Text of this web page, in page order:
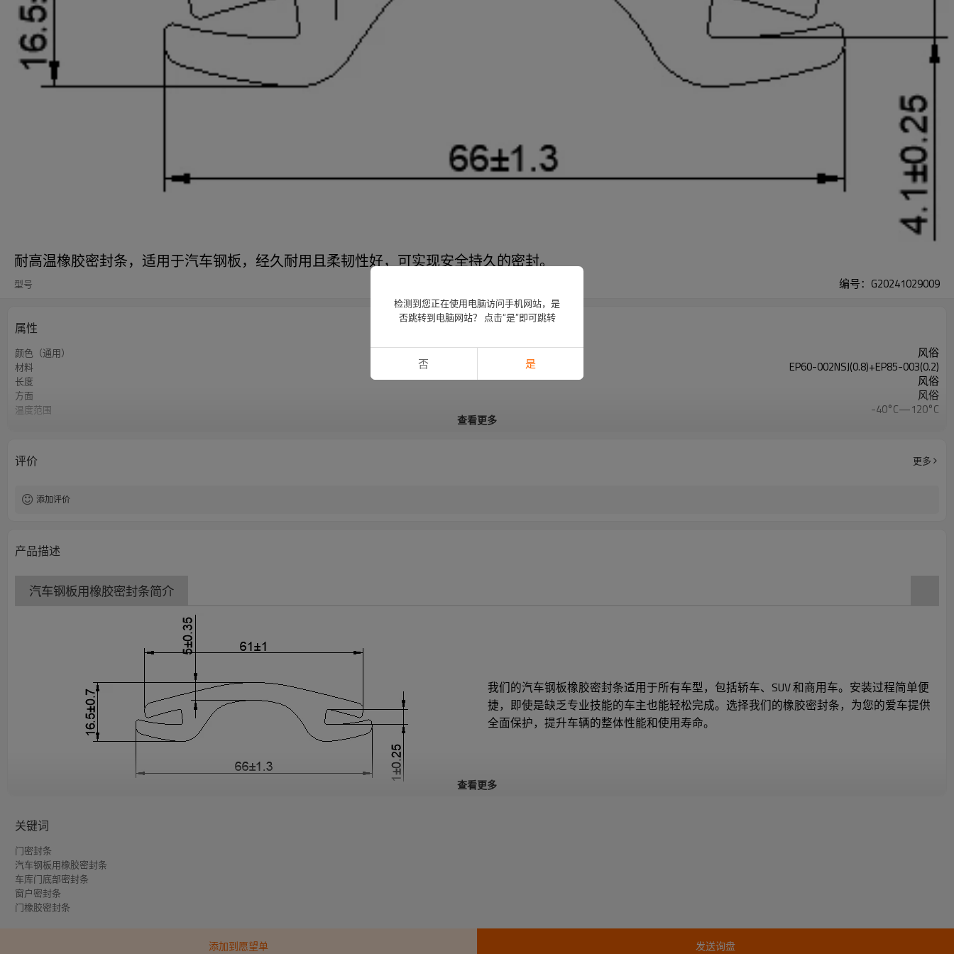
耐高温橡胶密封条，适用于汽车钢板，经久耐用且柔韧性好，可实现安全持久的密封。
型号 编号：G20241029009
属性
颜色（通用） 风俗
材料 EP60-002NSJ(0.8)+EP85-003(0.2)
长度 风俗
方面 风俗
温度范围 -40°C—120°C
断裂伸长
抗拉强度 ≥25千牛
查看更多
评价 更多
添加评价
产品描述
汽车钢板用橡胶密封条简介
我们的汽车钢板橡胶密封条适用于所有车型，包括轿车、SUV 和商用车。安装过程简单便
捷，即使是缺乏专业技能的车主也能轻松完成。选择我们的橡胶密封条，为您的爱车提供
全面保护，提升车辆的整体性能和使用寿命。
自定义选项
RESRUB 可以生产足够长的管材，以完全连接任何尺寸的回路。
并提供黑色、白色、粉色等定制颜色。
查看更多
关键词
门密封条
汽车钢板用橡胶密封条
车库门底部密封条
窗户密封条
门橡胶密封条
添加到愿望单 发送询盘
检测到您正在使用电脑访问手机网站，是
否跳转到电脑网站？ 点击“是”即可跳转
否 是